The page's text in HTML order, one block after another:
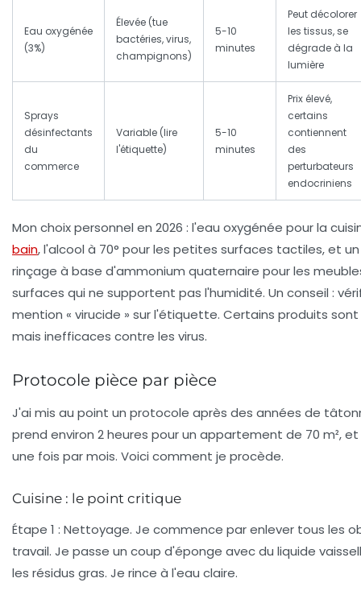
Eau oxygénée
(3%)
Élevée (tue
bactéries, virus,
champignons)
5-10
minutes
Peut décolorer
les tissus, se
dégrade à la
lumière
Sprays
désinfectants
du
commerce
Variable (lire
l'étiquette)
5-10
minutes
Prix élevé,
certains
contiennent
des
perturbateurs
endocriniens
Mon choix personnel en 2026 : l'eau oxygénée pour la
bain,l'alcool à 70° pour les petites surfaces tactiles, et
rinçage à base d'ammonium quaternaire pour les
surfaces qui ne supportent pas l'humidité. Un conseil :
mention « virucide » sur l'étiquette. Certains produits
mais inefficaces contre les virus.
Protocole pièce par pièce
J'ai mis au point un protocole après des années de
prend environ 2 heures pour un appartement de 70 m²,
une fois par mois. Voici comment je procède.
Cuisine : le point critique
Étape 1 : Nettoyage. Je commence par enlever tous les
travail. Je passe un coup d'éponge avec du liquide
les résidus gras. Je rince à l'eau claire.